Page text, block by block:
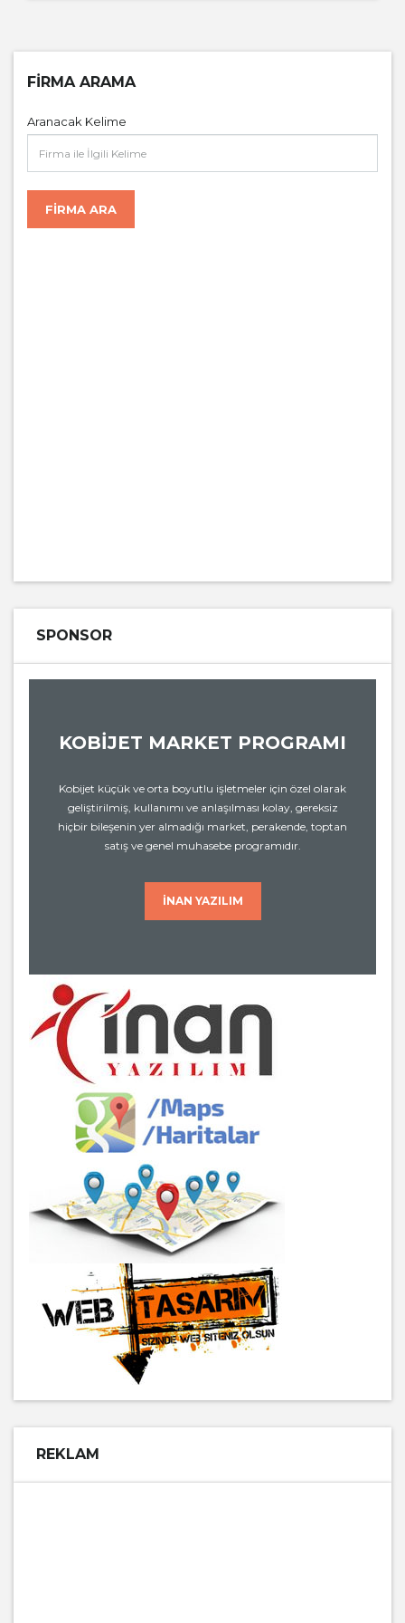
FIRMA ARAMA
Aranacak Kelime
FIRMA ARA
SPONSOR
KOBİJET MARKET PROGRAMI
Kobijet küçük ve orta boyutlu işletmeler için özel olarak
geliştirilmiş, kullanımı ve anlaşılması kolay, gereksiz
hiçbir bileşenin yer almadığı market, perakende, toptan
satış ve genel muhasebe programıdır.
İNAN YAZILIM
REKLAM